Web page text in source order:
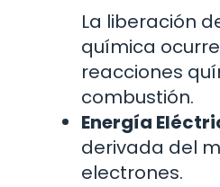
La liberación
química
reacciones
combustión.
Energía
derivada del
electrones.